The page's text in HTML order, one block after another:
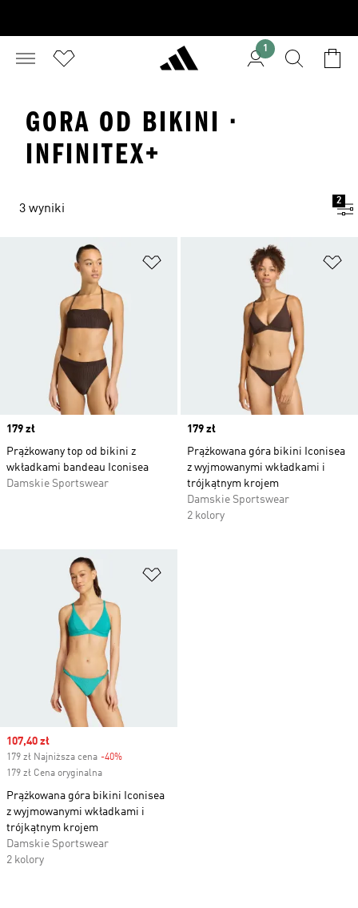
1
GORA OD BIKINI ·
INFINITEX+
3 wyniki
2
Dodaj do listy życzeń
Price
179 zł
Prążkowany top od bikini z
wkładkami bandeau Iconisea
Damskie Sportswear
Price
179 zł
Prążkowana góra bikini Iconisea
z wyjmowanymi wkładkami i
trójkątnym krojem
Damskie Sportswear
2 kolory
Sale price
107,40 zł
179 zł Najniższa cena -40%
179 zł Cena oryginalna
Prążkowana góra bikini Iconisea
z wyjmowanymi wkładkami i
trójkątnym krojem
Damskie Sportswear
2 kolory